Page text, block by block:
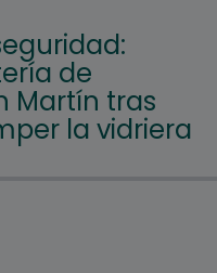
de
Martín tras
la vidriera